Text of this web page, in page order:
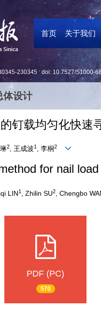
首页 关于我们
230345 doi: 10.7527/S1000-
体设计
钉载均匀化快速
2, 王成波1 , 李桐2
for nail
LIN1 , Zhilin SU2 , Chengbo
PDF (PC)
570